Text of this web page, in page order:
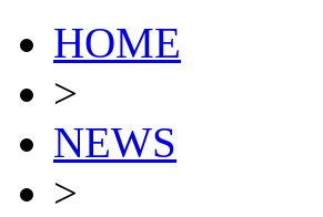
HOME
>
NEWS
>